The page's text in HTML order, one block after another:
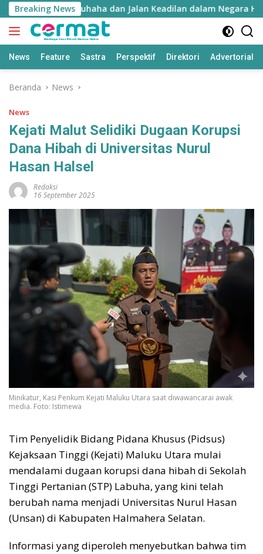
Langsung
ke
konten
Breaking News
Falsafah Hatuhaha dan Jalan Keadilan dalam Negara Hukum
News Feature Sastra Perspektif Direktori Advertorial
Beranda News
News
Kejati Malut Selidiki Dugaan Korupsi
Dana Hibah di Universitas Nurul
Hasan Halsel
Redaksi
16 September 2025
Minikatur, Kasi Penkum Kejati Maluku Utara saat diwawancarai awak
media. Foto: Istimewa
Tim Penyelidik Bidang Pidana Khusus (Pidsus)
Kejaksaan Tinggi (Kejati) Maluku Utara mulai
mendalami dugaan korupsi dana hibah di Sekolah
Tinggi Pertanian (STP) Labuha, yang kini telah
berubah nama menjadi Universitas Nurul Hasan
(Unsan) di Kabupaten Halmahera Selatan.
Informasi yang diperoleh menyebutkan bahwa tim